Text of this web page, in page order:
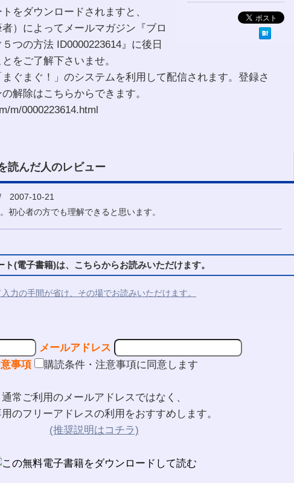
をダウンロードされますと、
）によってメールマガジン『ブロ
つの方法 ID0000223614』に後日
をご了解下さいませ。
ぐまぐ！」のシステムを利用して配信されます。登録さ
解除はこちらからできます。
m/0000223614.html
読んだ人のレビュー
10-21
初心者の方でも理解できると思います。
(電子書籍)は、こちらからお読みいただけます。
力の手間が省け、その場でお読みいただけます。
メールアドレス
事項
購読条件・注意事項に同意します
通常ご利用のメールアドレスではなく、
のフリーアドレスの利用をおすすめします。
(推奨説明はコチラ)